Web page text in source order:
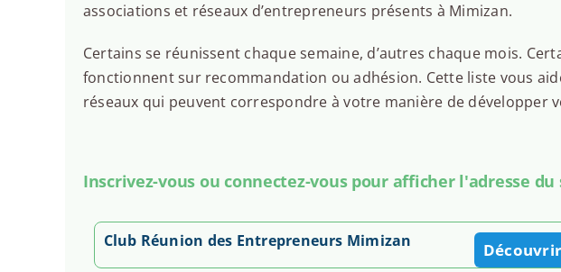
associations et réseaux d’entrepreneurs présents à Mimizan.
Certains se réunissent chaque semaine, d’autres chaque mois.
fonctionnent sur recommandation ou adhésion. Cette liste vous
réseaux qui peuvent correspondre à votre manière de développer
Inscrivez-vous ou connectez-vous pour afficher l'adresse
Club Réunion des Entrepreneurs Mimizan Découvrir